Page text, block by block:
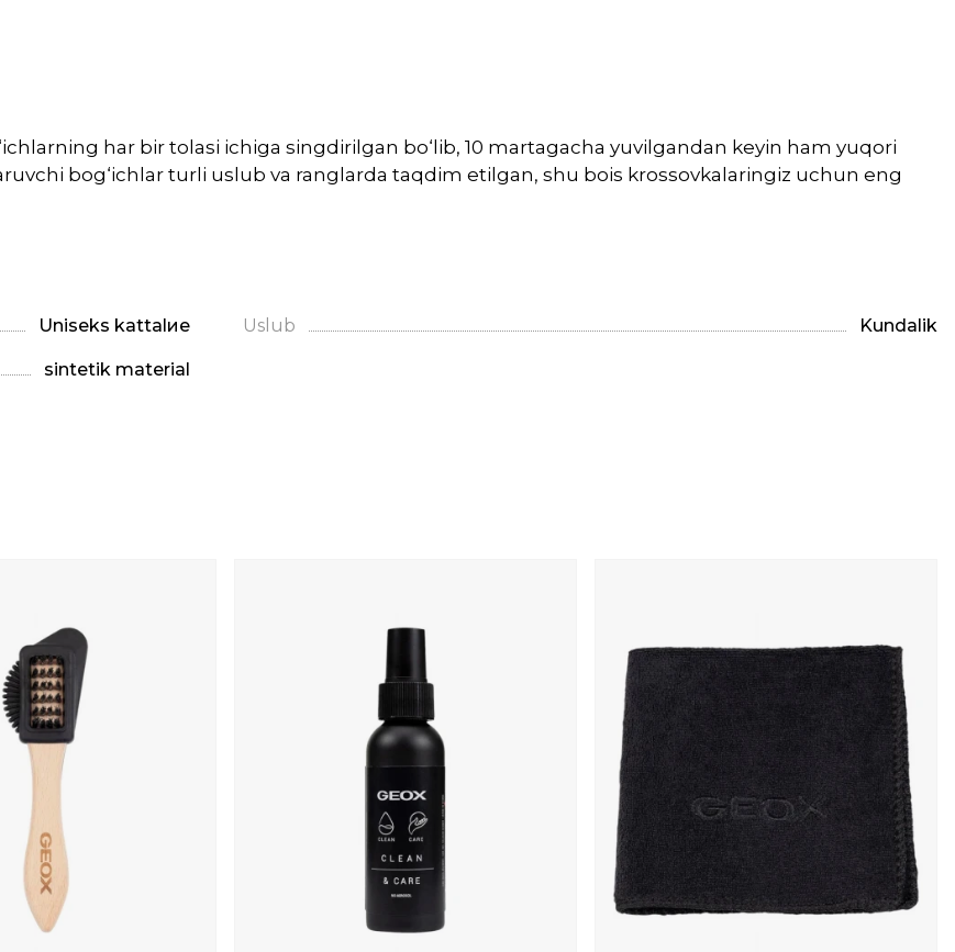
har bir tolasi ichiga singdirilgan bo‘lib, 10 martagacha yuvilgandan keyin ham yuqori
bog‘ichlar turli uslub va ranglarda taqdim etilgan, shu bois krossovkalaringiz uchun eng
Uniseks kattalие Uslub Kundalik
sintetik material